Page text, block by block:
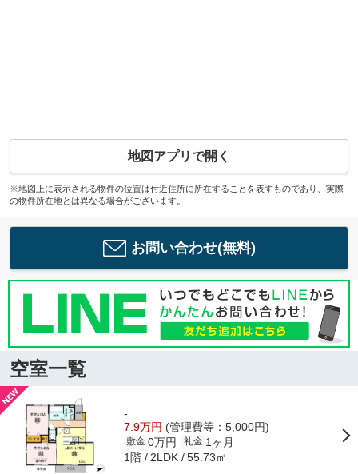
地図アプリで開く
※地図上に表示される物件の位置は付近住所に所在することを表すものであり、実際
の物件所在地とは異なる場合がございます。
お問い合わせ(無料)
空室一覧
-
7.9万円 (管理費等：5,000円)
敷金 0万円 礼金 1ヶ月
1階 2LDK 55.73㎡